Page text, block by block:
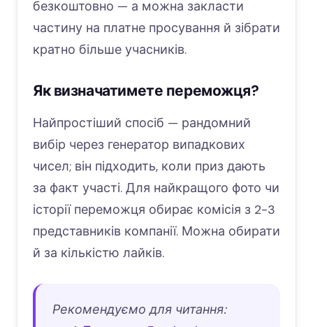
безкоштовно — а можна закласти
частину на платне просування й зібрати
кратно більше учасників.
Як визначатимете переможця?
Найпростіший спосіб — рандомний
вибір через генератор випадкових
чисел; він підходить, коли приз дають
за факт участі. Для найкращого фото чи
історії переможця обирає комісія з 2-3
представників компанії. Можна обирати
й за кількістю лайків.
Рекомендуємо для читання: